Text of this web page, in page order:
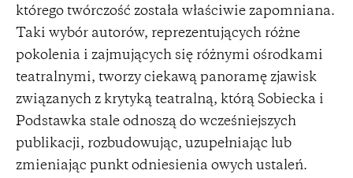
którego twórczość została właściwie zapomniana.
Taki wybór autorów, reprezentujących różne
pokolenia i zajmujących się różnymi ośrodkami
teatralnymi, tworzy ciekawą panoramę zjawisk
związanych z krytyką teatralną, którą Sobiecka i
Podstawka stale odnoszą do wcześniejszych
publikacji, rozbudowując, uzupełniając lub
zmieniając punkt odniesienia owych ustaleń.